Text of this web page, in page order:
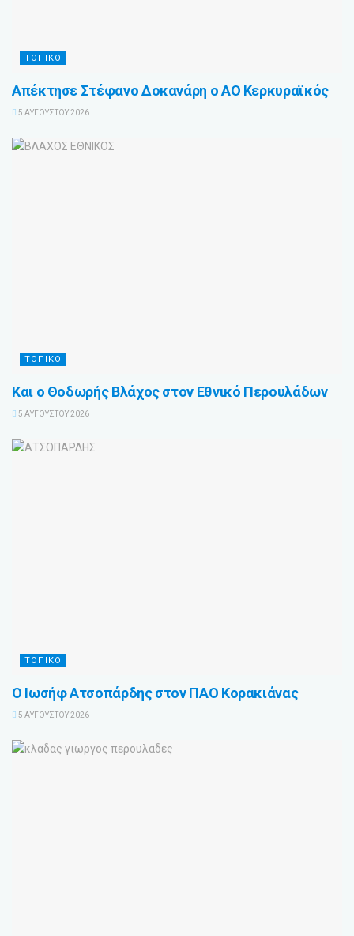
ΤΟΠΙΚΟ
Απέκτησε Στέφανο Δοκανάρη ο ΑΟ Κερκυραϊκός
5 ΑΥΓΟΎΣΤΟΥ 2026
ΤΟΠΙΚΟ
Και ο Θοδωρής Βλάχος στον Εθνικό Περουλάδων
5 ΑΥΓΟΎΣΤΟΥ 2026
ΤΟΠΙΚΟ
Ο Ιωσήφ Ατσοπάρδης στον ΠΑΟ Κορακιάνας
5 ΑΥΓΟΎΣΤΟΥ 2026